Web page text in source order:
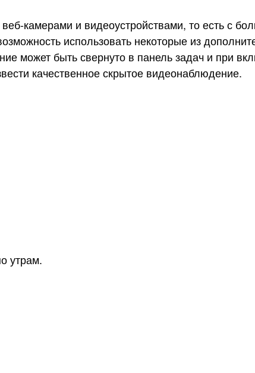
камерами и видеоустройствами, то есть с
использовать некоторые из
может быть свернуто в панель задач и при
качественное скрытое видеонаблюдение.
утрам.